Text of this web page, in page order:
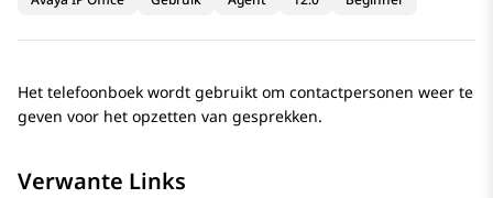
Het telefoonboek wordt gebruikt om contactpersonen weer te
geven voor het opzetten van gesprekken.
Verwante Links